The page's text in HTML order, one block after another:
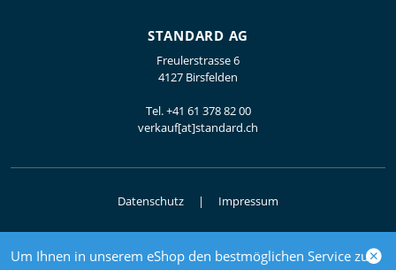
Um Ihnen in unserem eShop den bestmöglichen Service zu
STANDARD AG
Freulerstrasse 6
4127 Birsfelden
Tel.+41 61 378 82 00
verkauf[at]standard.ch
Datenschutz Impressum